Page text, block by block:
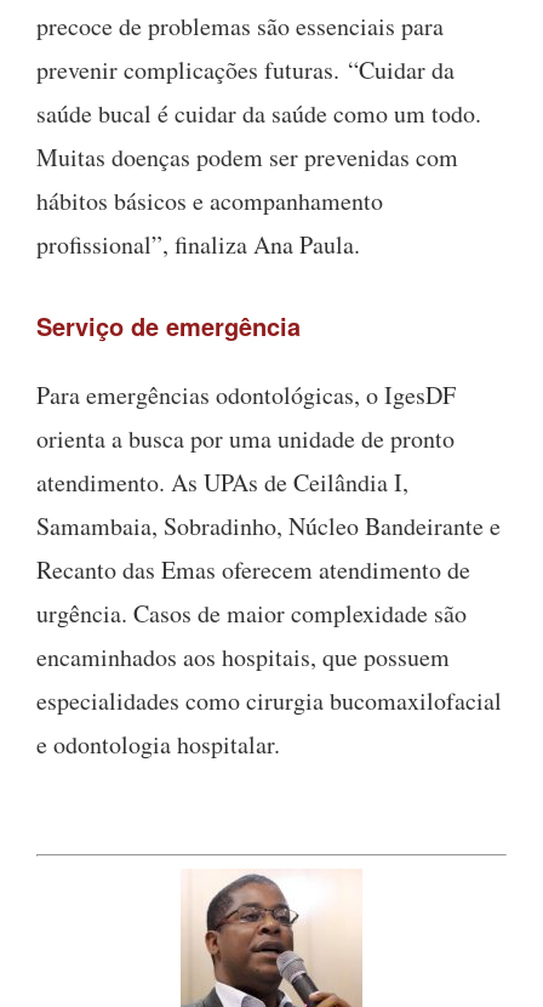
precoce de problemas são essenciais para
prevenir complicações futuras. “Cuidar da
saúde bucal é cuidar da saúde como um todo.
Muitas doenças podem ser prevenidas com
hábitos básicos e acompanhamento
profissional”, finaliza Ana Paula.
Serviço de emergência
Para emergências odontológicas, o IgesDF
orienta a busca por uma unidade de pronto
atendimento. As UPAs de Ceilândia I,
Samambaia, Sobradinho, Núcleo Bandeirante e
Recanto das Emas oferecem atendimento de
urgência. Casos de maior complexidade são
encaminhados aos hospitais, que possuem
especialidades como cirurgia bucomaxilofacial
e odontologia hospitalar.